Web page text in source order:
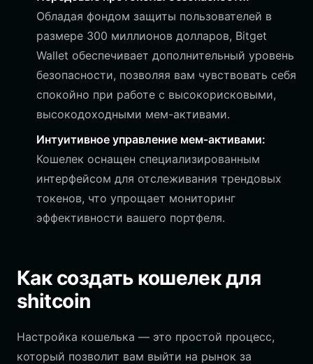
Обладая фондом защиты пользователей в
размере 300 миллионов долларов, Bitget
Wallet обеспечивает дополнительный уровень
безопасности, позволяя вам чувствовать себя
спокойно при работе с высокорисковыми,
высокодоходными мем-активами.
Интуитивное управление мем-активами:
Кошелек оснащен специализированным
интерфейсом для отслеживания трендовых
токенов, что упрощает мониторинг
эффективности вашего портфеля.
Как создать кошелек для
shitcoin
Настройка кошелька — это простой процесс,
который позволит вам выйти на рынок за